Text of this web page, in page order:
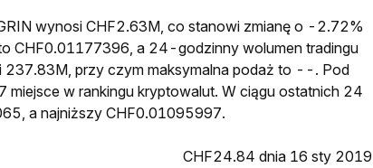
wynosi CHF2.63M, co stanowi zmianę o -2.72%
CHF0.01177396, a 24-godzinny wolumen tradingu
przy czym maksymalna podaż to --. Pod
miejsce w rankingu kryptowalut. W ciągu ostatnich 24
a najniższy CHF0.01095997.
CHF24.84 dnia 16 sty 2019